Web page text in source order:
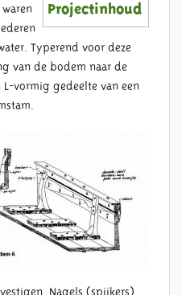
Projectinhoud
Typerend voor deze
van de bodem naar de
vormig gedeelte van een
Nagels (spijkers)